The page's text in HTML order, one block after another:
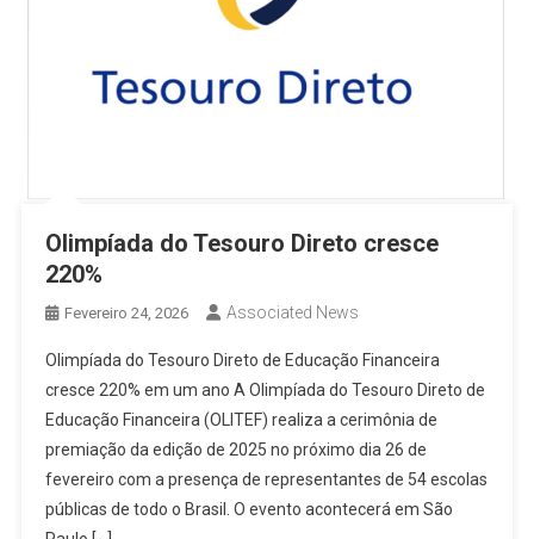
Olimpíada do Tesouro Direto cresce
220%
Fevereiro 24, 2026 Associated News
Olimpíada do Tesouro Direto de Educação Financeira
cresce 220% em um ano A Olimpíada do Tesouro Direto de
Educação Financeira (OLITEF) realiza a cerimônia de
premiação da edição de 2025 no próximo dia 26 de
fevereiro com a presença de representantes de 54 escolas
públicas de todo o Brasil. O evento acontecerá em São